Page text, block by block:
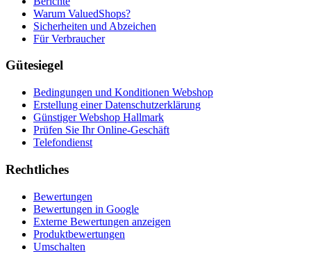
Warum ValuedShops?
Sicherheiten und Abzeichen
Für Verbraucher
Gütesiegel
Bedingungen und Konditionen Webshop
Erstellung einer Datenschutzerklärung
Günstiger Webshop Hallmark
Prüfen Sie Ihr Online-Geschäft
Telefondienst
Rechtliches
Bewertungen
Bewertungen in Google
Externe Bewertungen anzeigen
Produktbewertungen
Umschalten